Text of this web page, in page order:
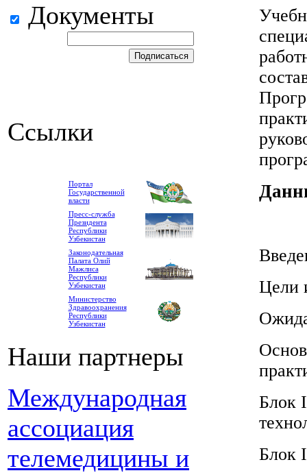
Документы
Ссылки
Портал
Государственной
власти
Пресс-служба
Президента
Республики
Узбекистан
Законодательная
Палата Олий
Мажлиса
Республики
Узбекистан
Министерство
Здравоохранения
Республики
Узбекистан
Наши партнеры
Международная
ассоциация
телемедицины и
Цели
Блок
Блок